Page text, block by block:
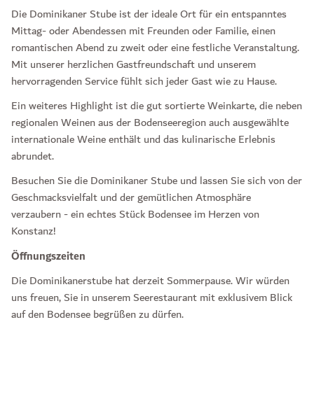
Die Dominikaner Stube ist der ideale Ort für ein entspanntes
Mittag- oder Abendessen mit Freunden oder Familie, einen
romantischen Abend zu zweit oder eine festliche Veranstaltung.
Mit unserer herzlichen Gastfreundschaft und unserem
hervorragenden Service fühlt sich jeder Gast wie zu Hause.
Ein weiteres Highlight ist die gut sortierte Weinkarte, die neben
regionalen Weinen aus der Bodenseeregion auch ausgewählte
internationale Weine enthält und das kulinarische Erlebnis
abrundet.
Besuchen Sie die Dominikaner Stube und lassen Sie sich von der
Geschmacksvielfalt und der gemütlichen Atmosphäre
verzaubern - ein echtes Stück Bodensee im Herzen von
Konstanz!
Öffnungszeiten
Die Dominikanerstube hat derzeit Sommerpause. Wir würden
uns freuen, Sie in unserem Seerestaurant mit exklusivem Blick
auf den Bodensee begrüßen zu dürfen.